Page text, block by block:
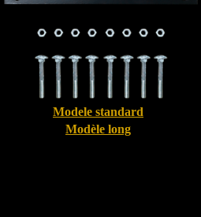
Modele standard
Modèle long